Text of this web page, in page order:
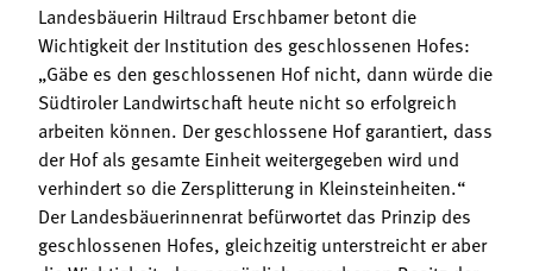
Landesbäuerin Hiltraud Erschbamer betont die
Wichtigkeit der Institution des geschlossenen Hofes:
„Gäbe es den geschlossenen Hof nicht, dann würde die
Südtiroler Landwirtschaft heute nicht so erfolgreich
arbeiten können. Der geschlossene Hof garantiert, dass
der Hof als gesamte Einheit weitergegeben wird und
verhindert so die Zersplitterung in Kleinsteinheiten.“
Der Landesbäuerinnenrat befürwortet das Prinzip des
geschlossenen Hofes, gleichzeitig unterstreicht er aber